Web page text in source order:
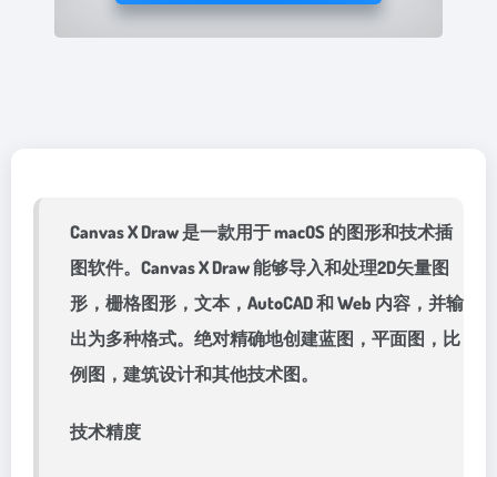
Canvas X Draw 是一款用于 macOS 的图形和技术插
图软件。Canvas X Draw 能够导入和处理2D矢量图
形，栅格图形，文本，AutoCAD 和 Web 内容，并输
出为多种格式。绝对精确地创建蓝图，平面图，比
例图，建筑设计和其他技术图。
技术精度